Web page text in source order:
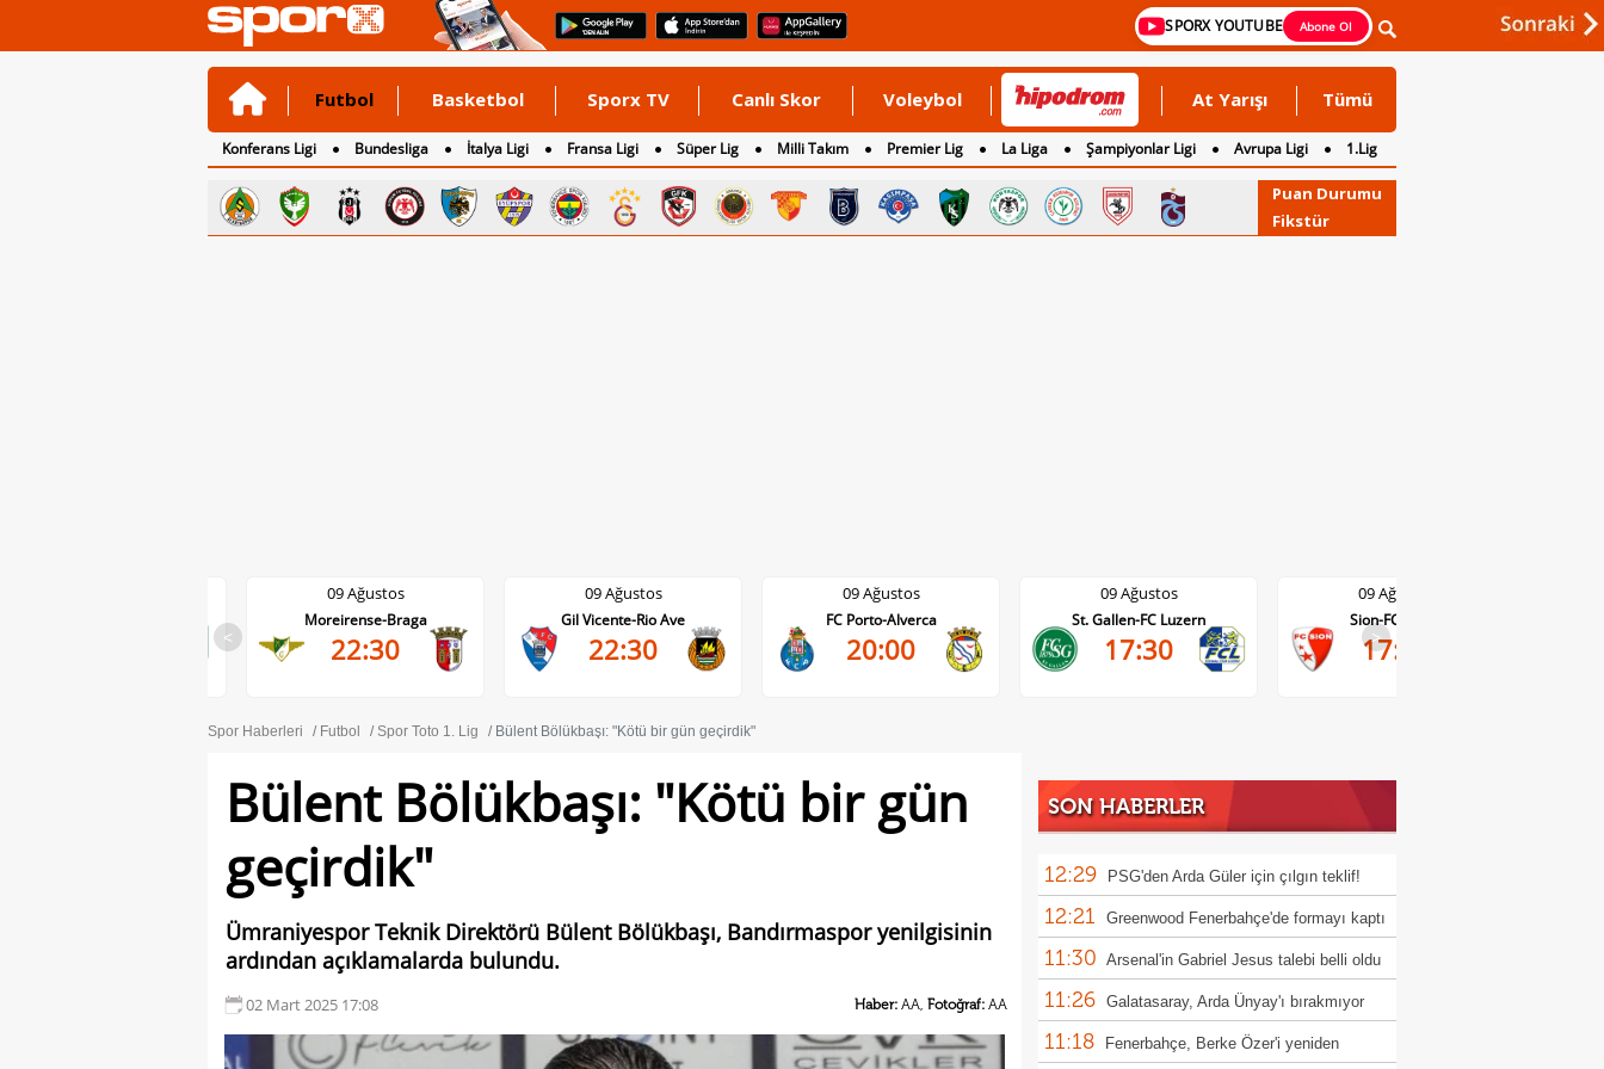
SPORX YOUTUBE Abone Ol
Futbol Basketbol Sporx TV Canlı Skor Voleybol At Yarışı Tümü
Konferans Ligi Bundesliga İtalya Ligi Fransa Ligi Süper Lig Milli Takım Premier Lig La Liga Şampiyonlar Ligi Avrupa Ligi
1.Lig
2. Lig
3. Lig
Puan Durumu
Fikstür
<
09 Ağustos
Moreirense-Braga
22:30
09 Ağustos
Gil Vicente-Rio Ave
22:30
09 Ağustos
FC Porto-Alverca
20:00
09 Ağustos
St. Gallen-FC Luzern
17:30
09 Ağustos
Sion-FC Vaduz
17:30
>
Spor Haberleri Futbol Spor Toto 1. Lig Bülent Bölükbaşı: "Kötü bir gün geçirdik"
Bülent Bölükbaşı: "Kötü bir gün
geçirdik"
Ümraniyespor Teknik Direktörü Bülent Bölükbaşı, Bandırmaspor yenilgisinin
ardından açıklamalarda bulundu.
02 Mart 2025 17:08 Haber: AA, Fotoğraf: AA
SON HABERLER
12:29 PSG'den Arda Güler için çılgın teklif!
Fenerbahçe de kasayı dolduracak
12:21 Greenwood Fenerbahçe'de formayı kaptı
11:30 Arsenal'in Gabriel Jesus talebi belli oldu
11:26 Galatasaray, Arda Ünyay'ı bırakmıyor
11:18 Fenerbahçe, Berke Özer'i yeniden